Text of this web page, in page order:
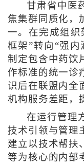
甘肃省中医
焦集群同质化，
一。在完成组织
框架”转向“强
制定包含中药饮
作标准的统一诊
识后在联盟内全
机构服务差距，
在运行管理
技术引领与管理
建立以技术帮扶
等为核心的内部